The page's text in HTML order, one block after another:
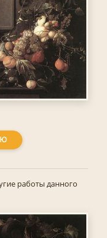
работы данного